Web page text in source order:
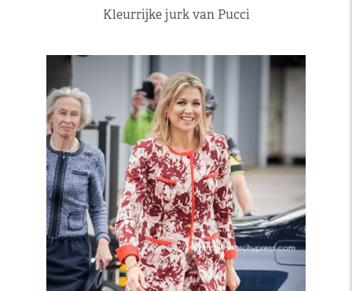
Kleurrijke jurk van Pucci